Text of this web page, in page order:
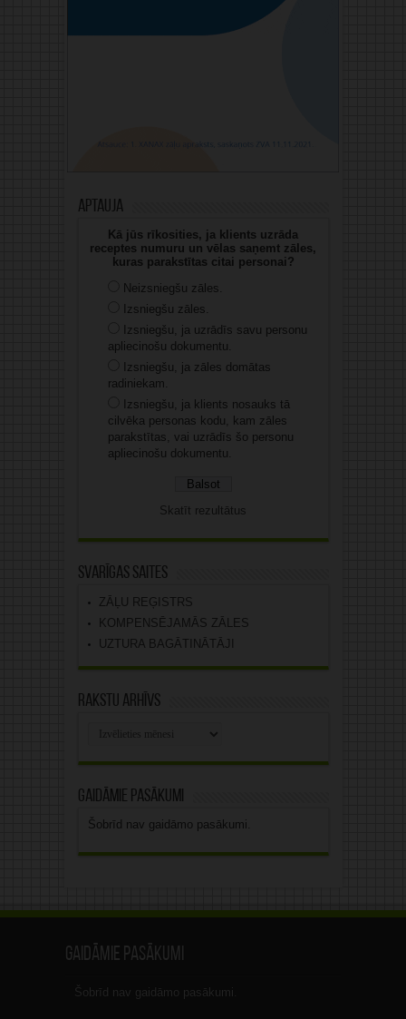
Aptauja
Kā jūs rīkosities, ja klients uzrāda
receptes numuru un vēlas saņemt zāles,
kuras parakstītas citai personai?
Neizsniegšu zāles.
Izsniegšu zāles.
Izsniegšu, ja uzrādīs savu personu
apliecinošu dokumentu.
Izsniegšu, ja zāles domātas
radiniekam.
Izsniegšu, ja klients nosauks tā
cilvēka personas kodu, kam zāles
parakstītas, vai uzrādīs šo personu
apliecinošu dokumentu.
Skatīt rezultātus
Svarīgas saites
ZĀĻU REĢISTRS
KOMPENSĒJAMĀS ZĀLES
UZTURA BAGĀTINĀTĀJI
Rakstu arhīvs
Gaidāmie pasākumi
Šobrīd nav gaidāmo pasākumi.
Gaidāmie pasākumi
Šobrīd nav gaidāmo pasākumi.